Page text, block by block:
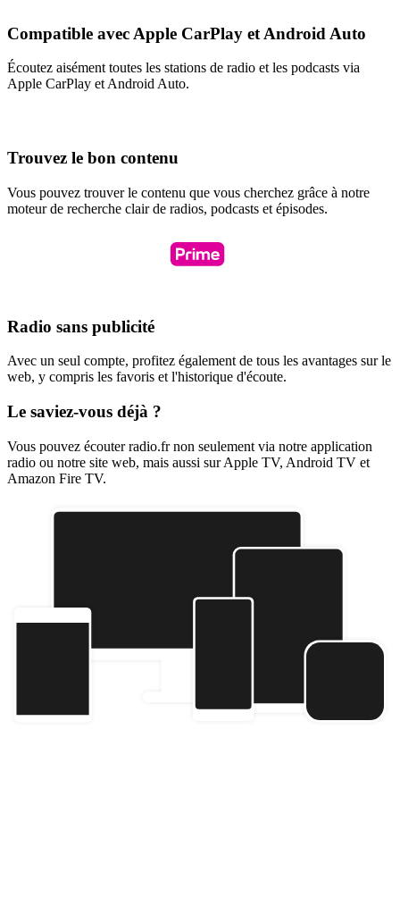
Compatible avec Apple CarPlay et Android Auto
Écoutez aisément toutes les stations de radio et les podcasts via
Apple CarPlay et Android Auto.
Trouvez le bon contenu
Vous pouvez trouver le contenu que vous cherchez grâce à notre
moteur de recherche clair de radios, podcasts et épisodes.
Radio sans publicité
Avec un seul compte, profitez également de tous les avantages sur le
web, y compris les favoris et l'historique d'écoute.
Le saviez-vous déjà ?
Vous pouvez écouter radio.fr non seulement via notre application
radio ou notre site web, mais aussi sur Apple TV, Android TV et
Amazon Fire TV.